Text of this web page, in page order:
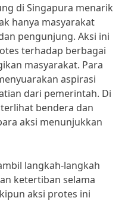
di Singapura menarik
hanya masyarakat
pengunjung. Aksi ini
terhadap berbagai
masyarakat. Para
aspirasi
dari pemerintah. Di
bendera dan
aksi menunjukkan
langkah-langkah
ketertiban selama
aksi protes ini